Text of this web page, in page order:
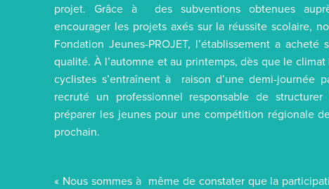
projet. Grâce à des subventions obtenues
encourager les projets axés sur la réussite scolaire,
Fondation Jeunes-PROJET, l’établissement a
qualité. À l’automne et au printemps, dès que le
cyclistes s’entraînent à raison d’une demi-journée
recruté un professionnel responsable de
préparer les jeunes pour une compétition régionale
prochain.
« Nous sommes à même de constater que la